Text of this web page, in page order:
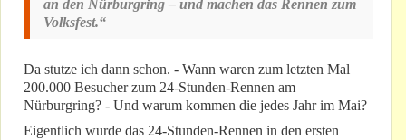
an den Nürburgring – und machen das Rennen zum
Volksfest.“
Da stutze ich dann schon. - Wann waren zum letzten Mal
200.000 Besucher zum 24-Stunden-Rennen am
Nürburgring? - Und warum kommen die jedes Jahr im Mai?
Eigentlich wurde das 24-Stunden-Rennen in den ersten